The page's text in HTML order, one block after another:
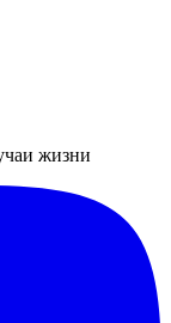
жизни